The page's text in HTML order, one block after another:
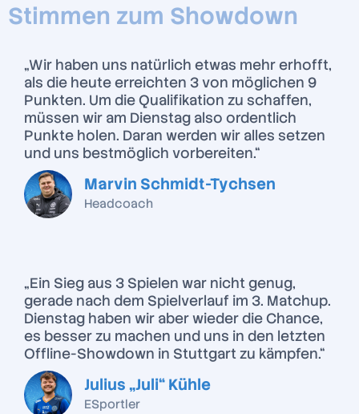
Stimmen zum Showdown
„Wir haben uns natürlich etwas mehr erhofft,
als die heute erreichten 3 von möglichen 9
Punkten. Um die Qualifikation zu schaffen,
müssen wir am Dienstag also ordentlich
Punkte holen. Daran werden wir alles setzen
und uns bestmöglich vorbereiten.“
Marvin Schmidt-Tychsen
Headcoach
„Ein Sieg aus 3 Spielen war nicht genug,
gerade nach dem Spielverlauf im 3. Matchup.
Dienstag haben wir aber wieder die Chance,
es besser zu machen und uns in den letzten
Offline-Showdown in Stuttgart zu kämpfen.“
Julius „Juli“ Kühle
ESportler